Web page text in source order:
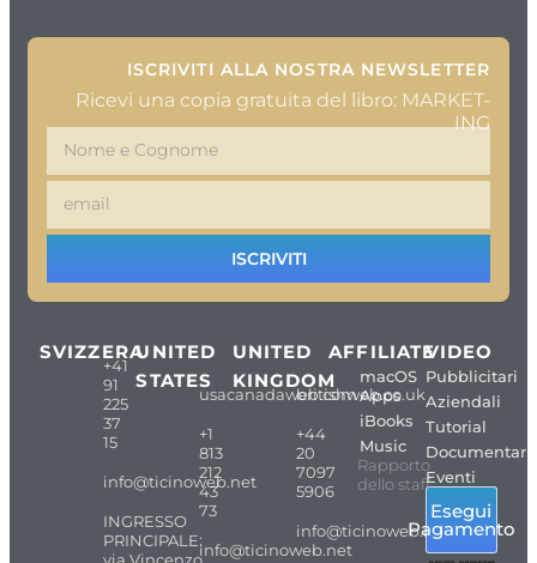
ISCRIVITI ALLA NOSTRA NEWSLETTER
Ricevi una copia gratuita del libro: MARKET-
ING
ISCRIVITI
SVIZZERA
+41
91
225
37
15
info@ticinoweb.net
INGRESSO
PRINCIPALE:
via Vincenzo
UNITED
STATES
usacanadaweb.com
+1
813
212
43
73
info@ticinoweb.net
UNITED
KINGDOM
britishweb.co.uk
+44
20
7097
5906
info@ticinoweb.net
AFFILIATE
macOS
Apps
iBooks
Music
Rapporto
dello staff
VIDEO
Pubblicitari
Aziendali
Tutorial
Documentari
Eventi
Esegui
Pagamento